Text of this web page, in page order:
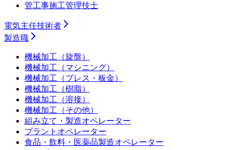
管工事施工管理技士
電気主任技術者
製造職
機械加工（旋盤）
機械加工（マシニング）
機械加工（プレス・板金）
機械加工（樹脂）
機械加工（溶接）
機械加工（その他）
組み立て・製造オペレーター
プラントオペレーター
食品・飲料・医薬品製造オペレーター